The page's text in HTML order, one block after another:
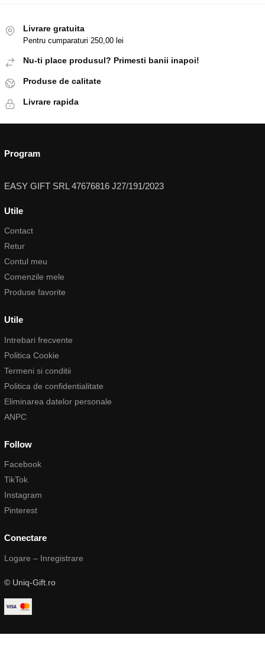
Livrare gratuita
Pentru cumparaturi 250,00 lei
Nu-ti place produsul? Primesti banii inapoi!
Produse de calitate
Livrare rapida
Program
EASY GIFT SRL 47676816 J27/191/2023
Utile
Contact
Retur
Contul meu
Comenzile mele
Produse favorite
Utile
Intrebari frecvente
Politica Cookie
Termeni si conditii
Politica de confidentialitate
Eliminarea datelor personale
ANPC
Follow
Facebook
TikTok
Instagram
Pinterest
Conectare
Logare – Inregistrare
© Uniq-Gift.ro